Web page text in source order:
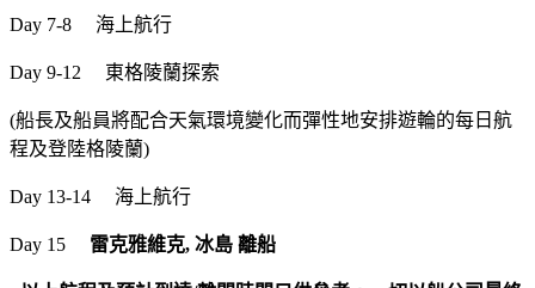
Day 7-8 海上航行
Day 9-12 東格陵蘭探索
(船長及船員將配合天氣環境變化而彈性地安排遊輪的每日航
程及登陸格陵蘭)
Day 13-14 海上航行
Day 15 雷克雅維克, 冰島 離船